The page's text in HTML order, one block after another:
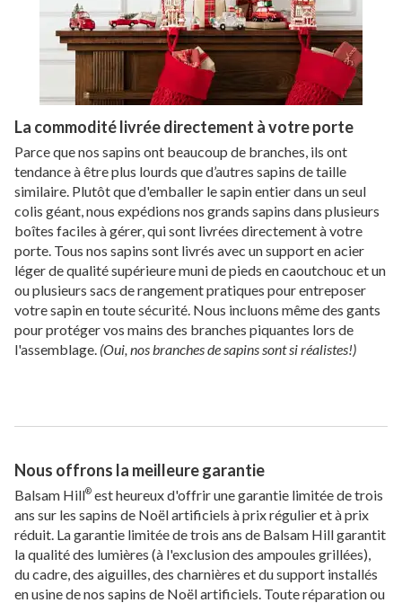
La commodité livrée directement à votre porte
Parce que nos sapins ont beaucoup de branches, ils ont
tendance à être plus lourds que d’autres sapins de taille
similaire. Plutôt que d'emballer le sapin entier dans un seul
colis géant, nous expédions nos grands sapins dans plusieurs
boîtes faciles à gérer, qui sont livrées directement à votre
porte. Tous nos sapins sont livrés avec un support en acier
léger de qualité supérieure muni de pieds en caoutchouc et un
ou plusieurs sacs de rangement pratiques pour entreposer
votre sapin en toute sécurité. Nous incluons même des gants
pour protéger vos mains des branches piquantes lors de
l'assemblage. (Oui, nos branches de sapins sont si réalistes!)
Nous offrons la meilleure garantie
Balsam Hill® est heureux d'offrir une garantie limitée de trois
ans sur les sapins de Noël artificiels à prix régulier et à prix
réduit. La garantie limitée de trois ans de Balsam Hill garantit
la qualité des lumières (à l'exclusion des ampoules grillées),
du cadre, des aiguilles, des charnières et du support installés
en usine de nos sapins de Noël artificiels. Toute réparation ou